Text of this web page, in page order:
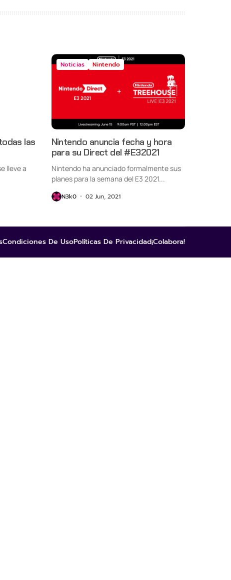
las
lleve a
Noticias Nintendo
Nintendo anuncia fecha y hora
para su Direct del #E32021
Nintendo ha anunciado formalmente sus
planes para la semana del E3 2021...
N3k0 02 Jun, 2021
Condiciones De UsoPolíticas De Privacidad¡Colabora!